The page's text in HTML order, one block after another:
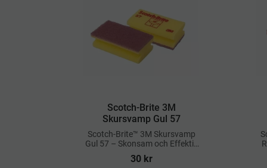
​Scotch-Brite 3M
Skursvamp Gul 57
Scotch-Brite™ 3M Skursvamp
Gul 57 – Skonsam och Effektiv
för Zonad Hygienstädning
30kr